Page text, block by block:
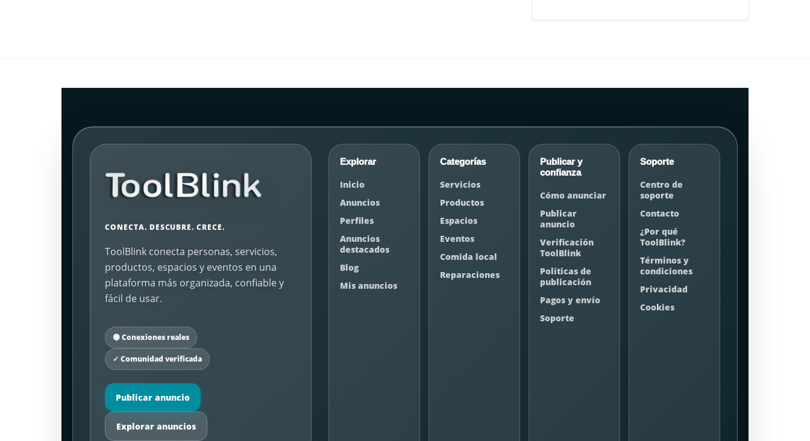
CONECTA. DESCUBRE. CRECE.
ToolBlink conecta personas, servicios,
productos, espacios y eventos en una
plataforma más organizada, confiable y
fácil de usar.
🟢 Conexiones reales
✓ Comunidad verificada
Publicar anuncio
Explorar anuncios
Explorar
Inicio
Anuncios
Perfiles
Anuncios
destacados
Blog
Mis anuncios
Categorías
Servicios
Productos
Espacios
Eventos
Comida local
Reparaciones
Publicar y
confianza
Cómo anunciar
Publicar
anuncio
Verificación
ToolBlink
Políticas de
publicación
Pagos y envío
Soporte
Soporte
Centro de
soporte
Contacto
¿Por qué
ToolBlink?
Términos y
condiciones
Privacidad
Cookies